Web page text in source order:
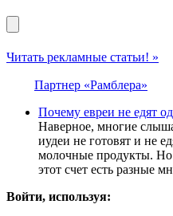
Читать рекламные статьи! »
Партнер «Рамблера»
Почему евреи не едят
Наверное, многие
иудеи не готовят и не
молочные продукты. Но
этот счет есть разные
Войти, используя: